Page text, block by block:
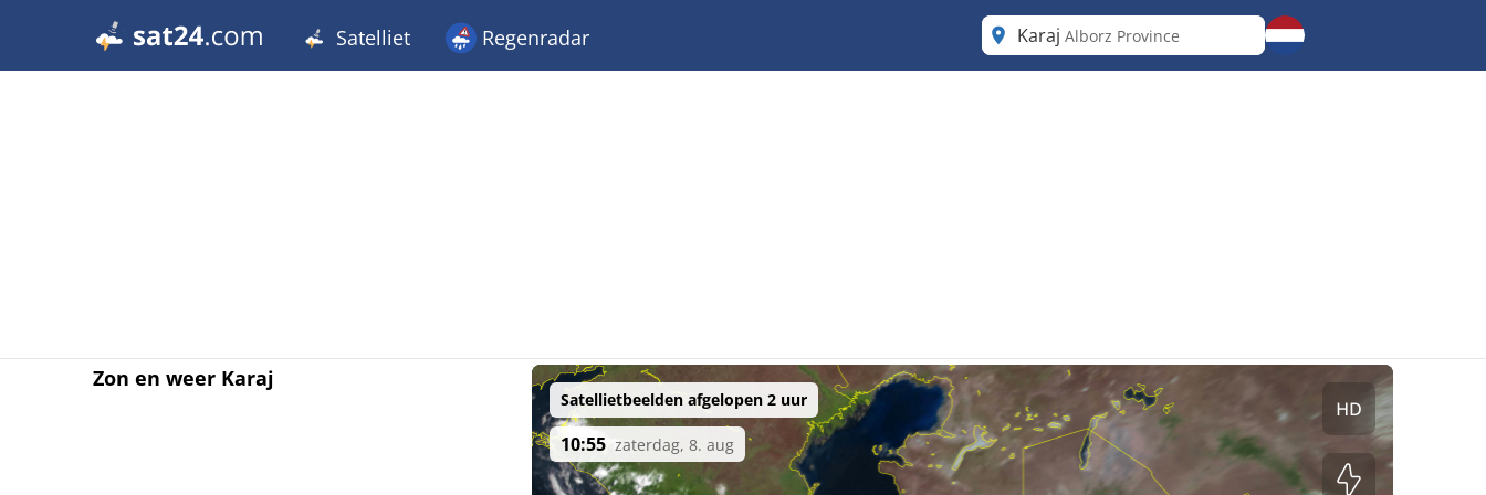
Satelliet Regenradar Karaj Alborz Province
Zon en weer Karaj
Satellietbeelden afgelopen 2 uur
10:55 zaterdag, 8. aug